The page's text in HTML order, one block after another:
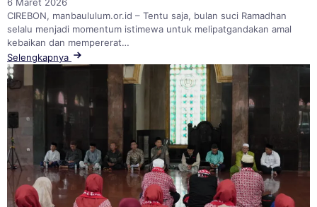
CIREBON, manbaululum.or.id – Tentu saja, bulan suci Ramadhan
selalu menjadi momentum istimewa untuk melipatgandakan amal
kebaikan dan mempererat…
Selengkapnya